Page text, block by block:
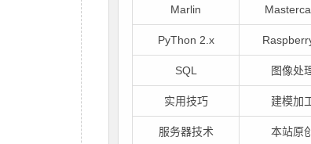
Marlin
PyThon 2.x
SQL 图像处
实用技巧 建模加
服务器技术 本站原创